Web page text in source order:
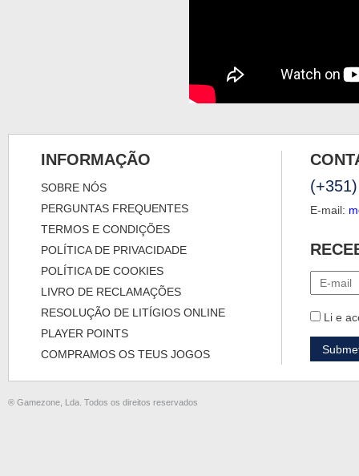
INFORMAÇÃO
SOBRE NÓS
PERGUNTAS FREQUENTES
TERMOS E CONDIÇÕES
POLÍTICA DE PRIVACIDADE
POLÍTICA DE COOKIES
LIVRO DE RECLAMAÇÕES
RESOLUÇÃO DE LITÍGIOS ONLINE
PLAYER POINTS
COMPRAMOS OS TEUS JOGOS
E-mail:
Li e
® Gamezone, Lda. Todos os direitos reservados